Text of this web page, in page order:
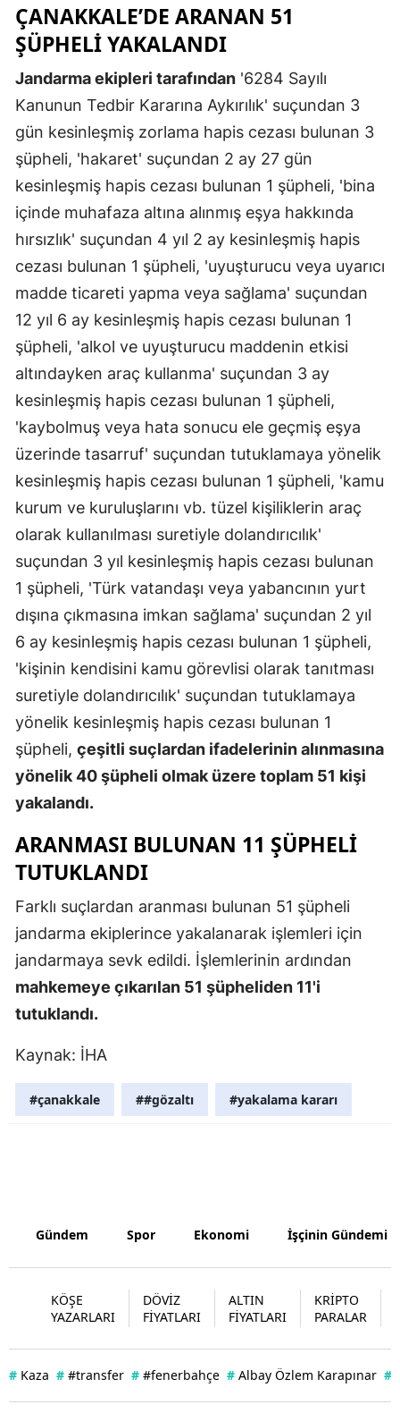
Hakkari
Isparta
Mersin
İstanbul
Kars
Kırklareli
Kırşehir
Konya
Kütahya
Malatya
Manisa
Mardin
Muğla
Niğde
Ordu
Rize
Siirt
Sinop
Tokat
Tunceli
Uşak
ÇANAKKALE’DE ARANAN 51
ŞÜPHELI YAKALANDI
Jandarma ekipleri tarafından '6284 Sayılı
Kanunun Tedbir Kararına Aykırılık' suçundan 3
gün kesinleşmiş zorlama hapis cezası bulunan 3
şüpheli, 'hakaret' suçundan 2 ay 27 gün
kesinleşmiş hapis cezası bulunan 1 şüpheli, 'bina
içinde muhafaza altına alınmış eşya hakkında
hırsızlık' suçundan 4 yıl 2 ay kesinleşmiş hapis
cezası bulunan 1 şüpheli, 'uyuşturucu veya uyarıcı
madde ticareti yapma veya sağlama' suçundan
12 yıl 6 ay kesinleşmiş hapis cezası bulunan 1
şüpheli, 'alkol ve uyuşturucu maddenin etkisi
altındayken araç kullanma' suçundan 3 ay
kesinleşmiş hapis cezası bulunan 1 şüpheli,
'kaybolmuş veya hata sonucu ele geçmiş eşya
üzerinde tasarruf' suçundan tutuklamaya yönelik
kesinleşmiş hapis cezası bulunan 1 şüpheli, 'kamu
kurum ve kuruluşlarını vb. tüzel kişiliklerin araç
olarak kullanılması suretiyle dolandırıcılık'
suçundan 3 yıl kesinleşmiş hapis cezası bulunan
1 şüpheli, 'Türk vatandaşı veya yabancının yurt
dışına çıkmasına imkan sağlama' suçundan 2 yıl
6 ay kesinleşmiş hapis cezası bulunan 1 şüpheli,
'kişinin kendisini kamu görevlisi olarak tanıtması
suretiyle dolandırıcılık' suçundan tutuklamaya
yönelik kesinleşmiş hapis cezası bulunan 1
şüpheli, çeşitli suçlardan ifadelerinin alınmasına
yönelik 40 şüpheli olmak üzere toplam 51 kişi
yakalandı.
ARANMASI BULUNAN 11 ŞÜPHELI
TUTUKLANDI
Farklı suçlardan aranması bulunan 51 şüpheli
jandarma ekiplerince yakalanarak işlemleri için
jandarmaya sevk edildi. İşlemlerinin ardından
mahkemeye çıkarılan 51 şüpheliden 11'i
tutuklandı.
Kaynak: İHA
#çanakkale ##gözaltı #yakalama kararı
Gündem Spor Ekonomi İşçinin Gündemi
KÖŞE
YAZARLARI
DÖVİZ
FİYATLARI
ALTIN
FİYATLARI
KRİPTO
PARALAR
# Kaza # #transfer # #fenerbahçe # Albay Özlem Karapınar #